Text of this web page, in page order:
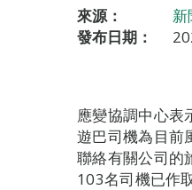
來源：
新
發布日期：
應變協調中心表
遊巴司機為目前
聯絡有關公司的
103名司機已作